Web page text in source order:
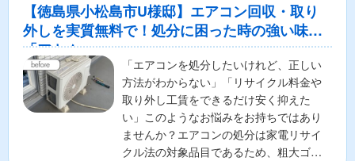
【徳島県小松島市U様邸】エアコン回収・取り
外しを実質無料で！処分に困った時の強い味方
「アトム」
「エアコンを処分したいけれど、正しい
方法がわからない」「リサイクル料金や
取り外し工賃をできるだけ安く抑えた
い」このようなお悩みをお持ちではあり
ませんか？エアコンの処分は家電リサイ
クル法の対象品目であるため、粗大ゴミ